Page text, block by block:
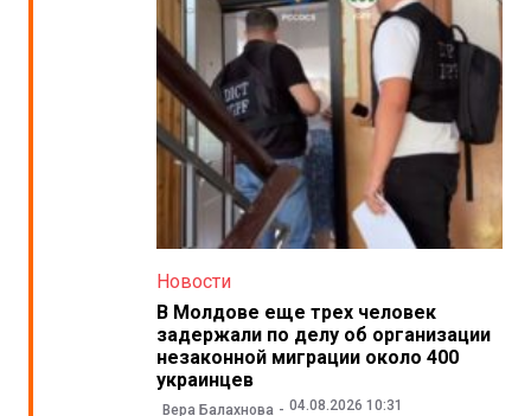
Новости
В Молдове еще трех человек
задержали по делу об организации
незаконной миграции около 400
украинцев
Вера Балахнова 04.08.2026 10:31